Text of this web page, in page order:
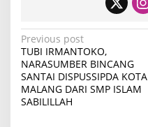
P
o
s
t
Previous post
TUBI IRMANTOKO,
NARASUMBER BINCANG
SANTAI DISPUSSIPDA KOTA
MALANG DARI SMP ISLAM
SABILILLAH